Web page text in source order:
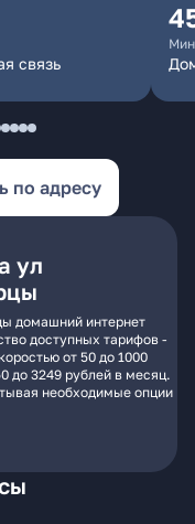
связь
по адресу
ул
домашний интернет
доступных тарифов -
от 50 до 1000
до 3249 рублей в месяц.
необходимые опции